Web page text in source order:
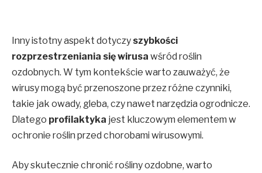
Inny istotny aspekt dotyczy szybkości
rozprzestrzeniania się wirusa wśród roślin
ozdobnych. W tym kontekście warto zauważyć, że
wirusy mogą być przenoszone przez różne czynniki,
takie jak owady, gleba, czy nawet narzędzia ogrodnicze.
Dlatego profilaktyka jest kluczowym elementem w
ochronie roślin przed chorobami wirusowymi.
Aby skutecznie chronić rośliny ozdobne, warto